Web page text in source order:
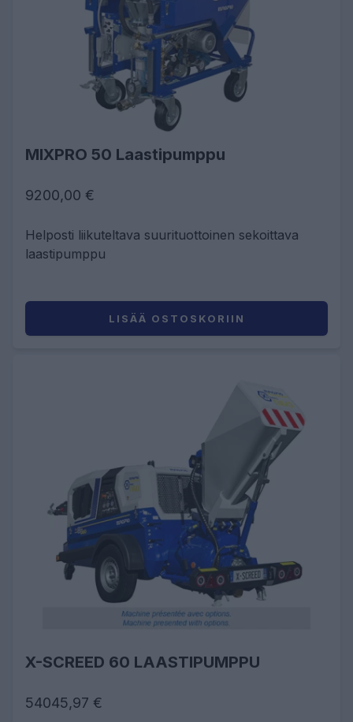
MIXPRO 50 Laastipumppu
9200,00 €
Helposti liikuteltava suurituottoinen sekoittava
laastipumppu
LISÄÄ OSTOSKORIIN
X-SCREED 60 LAASTIPUMPPU
54045,97 €